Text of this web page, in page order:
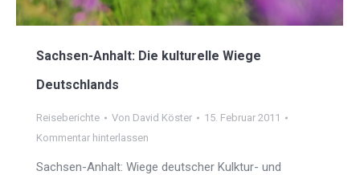
Sachsen-Anhalt: Die kulturelle Wiege
Deutschlands
Reiseberichte Von David Köster
15. Februar 2011
Kommentar hinterlassen
Sachsen-Anhalt: Wiege deutscher Kulktur- und